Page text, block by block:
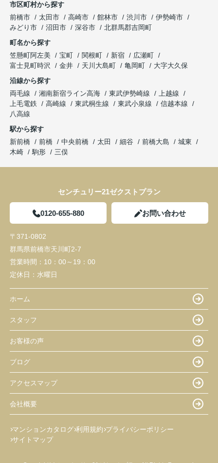
市区町村から探す
前橋市
太田市 高崎市 館林市 渋川市
伊勢崎市
みどり市
沼田市 深谷市
北群馬郡吉岡町
町名から探す
笠懸町阿左美
宝町 関根町 新宿
広瀬町
富士見町時沢
金井 天川大島町 亀岡町
大字大久保
沿線から探す
両毛線
湘南新宿ライン高海 東武伊勢崎線
上越線
上毛電鉄
高崎線 東武桐生線 東武小泉線
信越本線
八高線
駅から探す
新前橋
前橋 中央前橋 太田 細谷 前橋大島
城東
木崎
駒形 三俣
センチュリー21ゼクストプラン
0120-655-880 お問い合わせ
〒371-0802
群馬県前橋市天川町2-7
営業時間： 10：00～19：00
定休日： 水曜日
ホーム
スタッフ
お客様の声
ブログ
アクセスマップ
会社概要
マンションカタログ 利用規約 プライバシーポリシー
サイトマップ